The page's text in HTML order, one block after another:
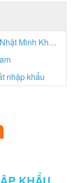
Minh Khánh
nhập khẩu